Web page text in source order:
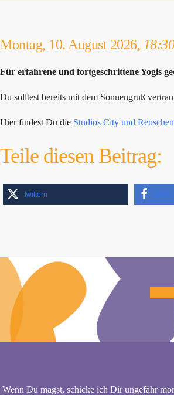
Montag, 10. August 2026,
Für erfahrene und fortgeschrittene Yogis
Du solltest bereits mit dem Sonnengruß
Hier findest Du die Studios City und
Teile diesen Beitrag:
twittern teilen
Wenn Du magst, schicke ich Dir ungefähr